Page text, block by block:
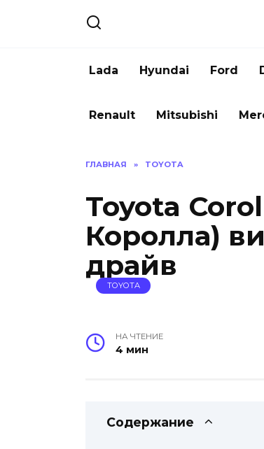
Lada Hyundai Ford
Renault Mitsubishi
ГЛАВНАЯ » TOYOTA
Toyota
Королла)
драйв
TOYOTA
НА ЧТЕНИЕ
4 мин
Содержание